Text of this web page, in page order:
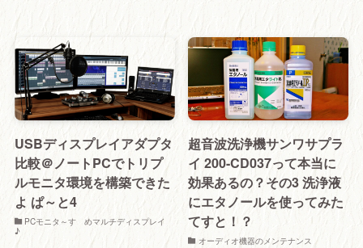
USBディスプレイアダプタ
比較＠ノートPCでトリプ
ルモニタ環境を構築できた
よ ぱ～と4
PCモニタ～すゝめマルチディスプレイ
♪
超音波洗浄機サンワサプラ
イ 200-CD037って本当に
効果あるの？その3 洗浄液
にエタノールを使ってみた
てすと！？
オーディオ機器のメンテナンス